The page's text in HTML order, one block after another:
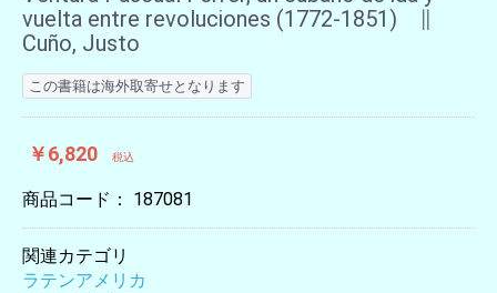
vuelta entre revoluciones (1772-1851) ∥
Cuño, Justo
この書籍は海外取寄せとなります
￥6,820 税込
商品コード： 187081
関連カテゴリ
ラテンアメリカ